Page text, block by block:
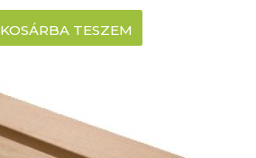
KOSÁRBA TESZEM